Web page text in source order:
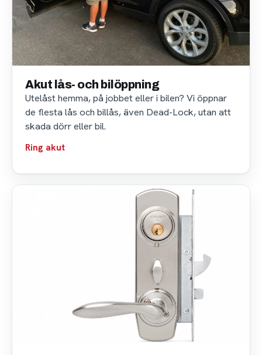
Akut lås- och bilöppning
Utelåst hemma, på jobbet eller i bilen? Vi öppnar
de flesta lås och billås, även Dead-Lock, utan att
skada dörr eller bil.
Ring akut